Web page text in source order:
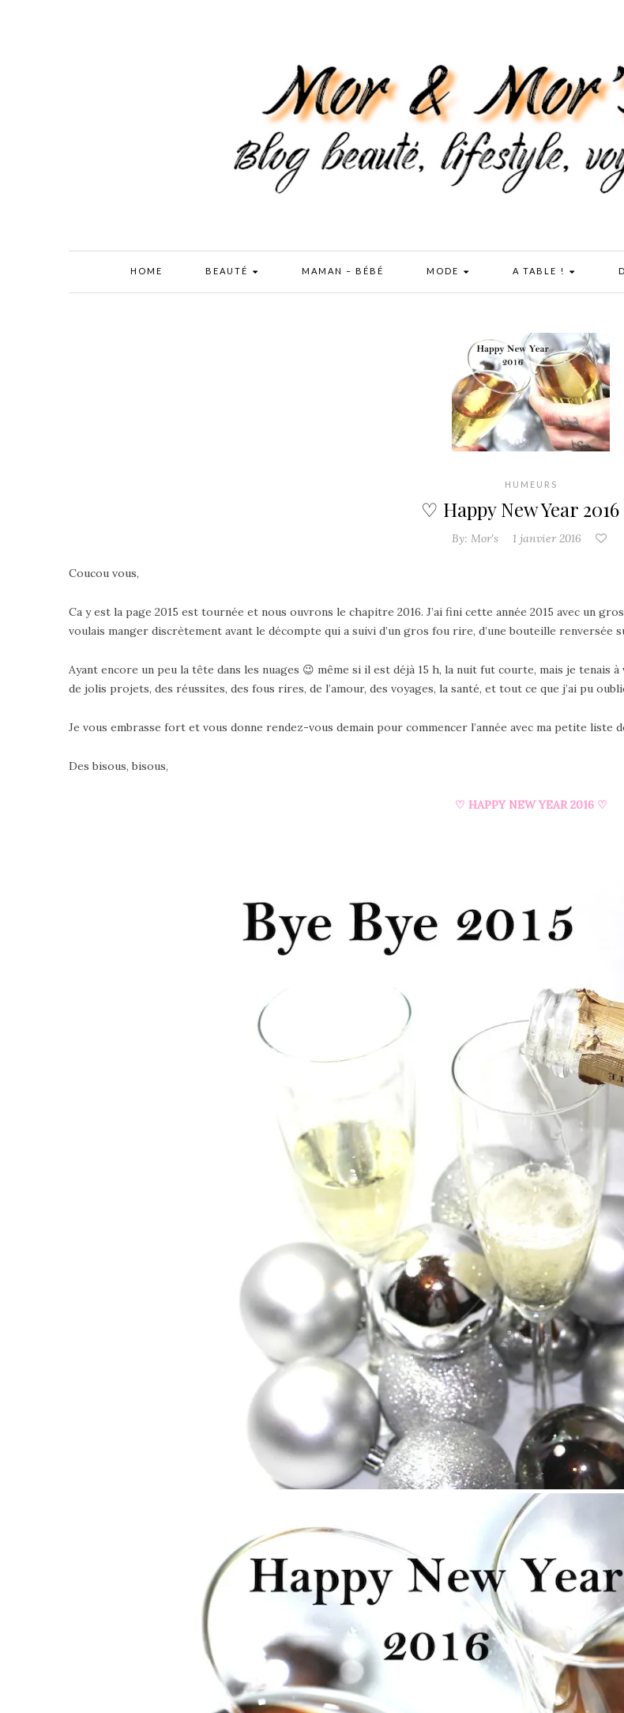
HOME BEAUTÉ MAMAN – BÉBÉ MODE A TABLE !
HUMEURS
♡ Happy New Year
By: Mor's 1 janvier 2016
Coucou vous,
Ca y est la page 2015 est tournée et nous ouvrons le chapitre 2016. J’ai fini cette année 2015 avec un
voulais manger discrètement avant le décompte qui a suivi d’un gros fou rire, d’une bouteille renversée
Ayant encore un peu la tête dans les nuages 😉 même si il est déjà 15 h, la nuit fut courte, mais je tenais
de jolis projets, des réussites, des fous rires, de l’amour, des voyages, la santé, et tout ce que j’ai pu
Je vous embrasse fort et vous donne rendez-vous demain pour commencer l’année avec ma petite
Des bisous, bisous,
♡ HAPPY NEW YEAR 2016 ♡